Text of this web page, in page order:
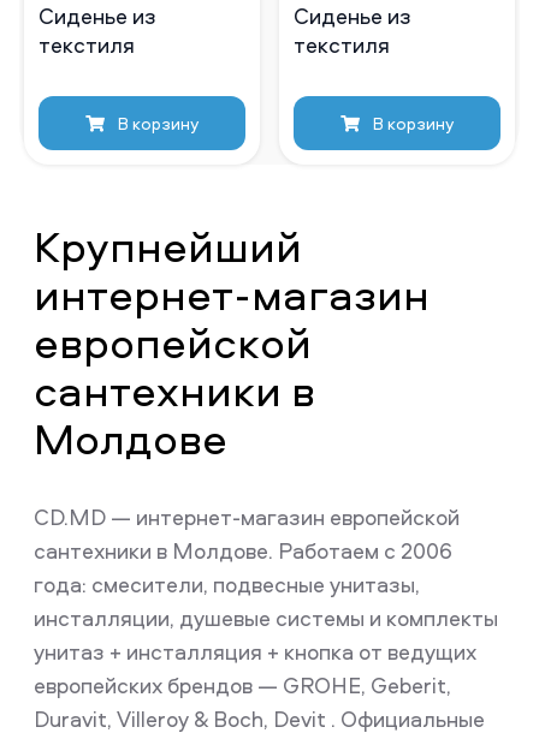
Сиденье из
текстиля
В корзину
Сиденье из
текстиля
В корзину
Крупнейший
интернет-магазин
европейской
сантехники в
Молдове
CD.MD — интернет-магазин европейской
сантехники в Молдове. Работаем с 2006
года: смесители, подвесные унитазы,
инсталляции, душевые системы и комплекты
унитаз + инсталляция + кнопка от ведущих
европейских брендов — GROHE, Geberit,
Duravit, Villeroy & Boch, Devit . Официальные